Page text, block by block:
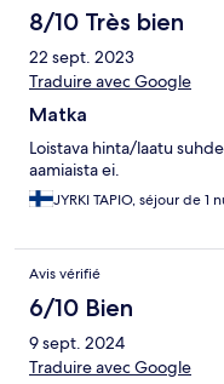
8/10 Très bien
22 sept. 2023
Traduire avec Google
Matka
Loistava hinta/laatu
aamiaista ei.
JYRKI TAPIO, séjour de 1
Avis vérifié
6/10 Bien
9 sept. 2024
Traduire avec Google